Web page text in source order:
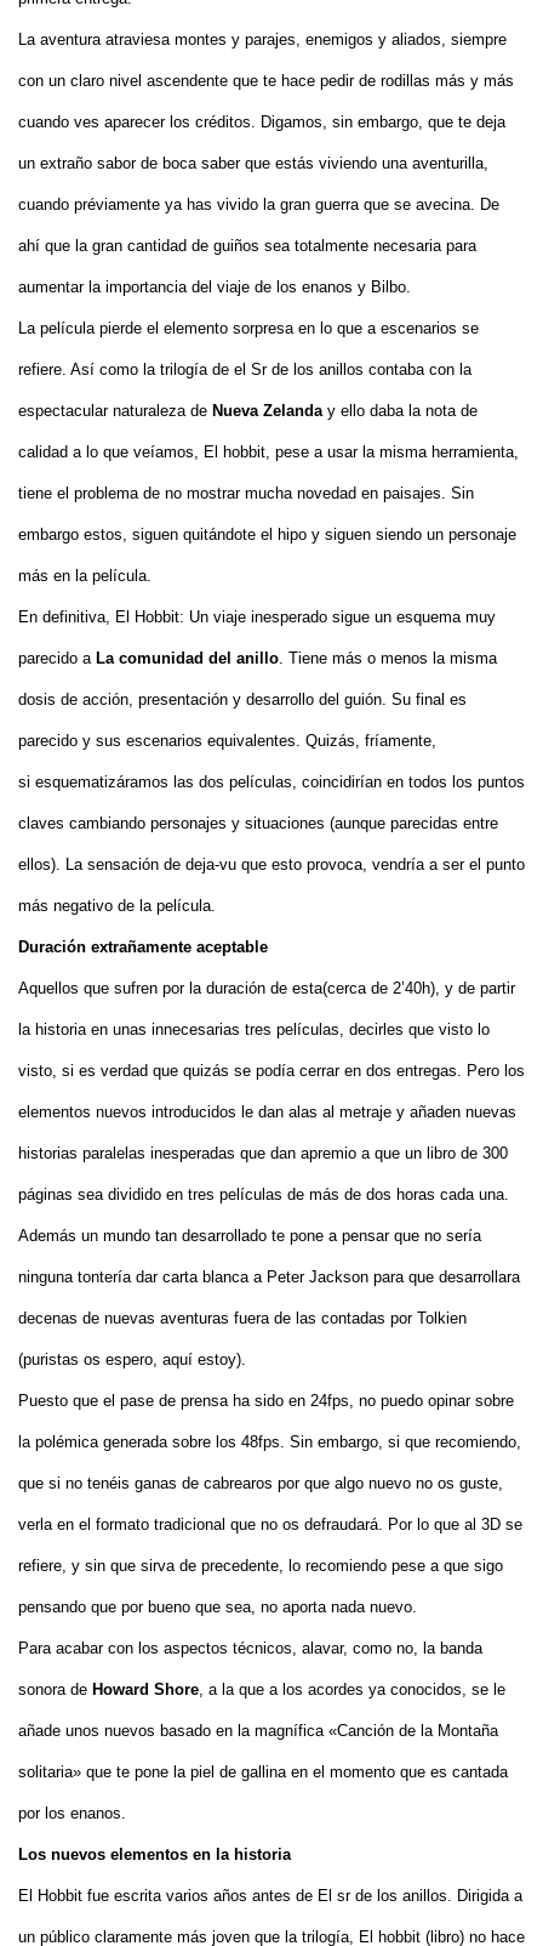
La aventura atraviesa montes y parajes, enemigos y aliados, siempre
con un claro nivel ascendente que te hace pedir de rodillas más y más
cuando ves aparecer los créditos. Digamos, sin embargo, que te deja
un extraño sabor de boca saber que estás viviendo una aventurilla,
cuando préviamente ya has vivido la gran guerra que se avecina. De
ahí que la gran cantidad de guiños sea totalmente necesaria para
aumentar la importancia del viaje de los enanos y Bilbo.
La película pierde el elemento sorpresa en lo que a escenarios se
refiere. Así como la trilogía de el Sr de los anillos contaba con la
espectacular naturaleza de Nueva Zelanday ello daba la nota de
calidad a lo que veíamos, El hobbit, pese a usar la misma herramienta,
tiene el problema de no mostrar mucha novedad en paisajes. Sin
embargo estos, siguen quitándote el hipo y siguen siendo un personaje
más en la película.
En definitiva, El Hobbit: Un viaje inesperado sigue un esquema muy
parecido a La comunidad del anillo. Tiene más o menos la misma
dosis de acción, presentación y desarrollo del guión. Su final es
parecido y sus escenarios equivalentes. Quizás, fríamente,
si esquematizáramos las dos películas, coincidirían en todos los puntos
claves cambiando personajes y situaciones (aunque parecidas entre
ellos). La sensación de deja-vu que esto provoca, vendría a ser el punto
más negativo de la película.
Duración extrañamente aceptable
Aquellos que sufren por la duración de esta(cerca de 2’40h), y de partir
la historia en unas innecesarias tres películas, decirles que visto lo
visto, si es verdad que quizás se podía cerrar en dos entregas. Pero los
elementos nuevos introducidos le dan alas al metraje y añaden nuevas
historias paralelas inesperadas que dan apremio a que un libro de 300
páginas sea dividido en tres películas de más de dos horas cada una.
Además un mundo tan desarrollado te pone a pensar que no sería
ninguna tontería dar carta blanca a Peter Jackson para que desarrollara
decenas de nuevas aventuras fuera de las contadas por Tolkien
(puristas os espero, aquí estoy).
Puesto que el pase de prensa ha sido en 24fps, no puedo opinar sobre
la polémica generada sobre los 48fps. Sin embargo, si que recomiendo,
que si no tenéis ganas de cabrearos por que algo nuevo no os guste,
verla en el formato tradicional que no os defraudará. Por lo que al 3D se
refiere, y sin que sirva de precedente, lo recomiendo pese a que sigo
pensando que por bueno que sea, no aporta nada nuevo.
Para acabar con los aspectos técnicos, alavar, como no, la banda
sonora de Howard Shore, a la que a los acordes ya conocidos, se le
añade unos nuevos basado en la magnífica «Canción de la Montaña
solitaria» que te pone la piel de gallina en el momento que es cantada
por los enanos.
Los nuevos elementos en la historia
El Hobbit fue escrita varios años antes de El sr de los anillos. Dirigida a
un público claramente más joven que la trilogía, El hobbit (libro) no hace